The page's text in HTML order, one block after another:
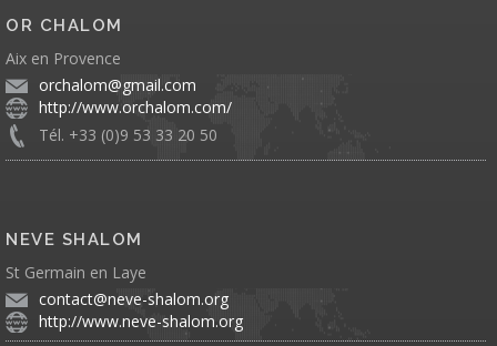
OR CHALOM
Aix en Provence
orchalom@gmail.com
http://www.orchalom.com/
Tél. +33 (0)9 53 33 20 50
NEVE SHALOM
St Germain en Laye
contact@neve-shalom.org
http://www.neve-shalom.org